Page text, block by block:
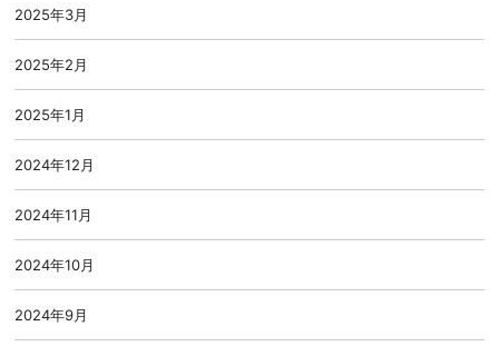
2025年3月
2025年2月
2025年1月
2024年12月
2024年11月
2024年10月
2024年9月